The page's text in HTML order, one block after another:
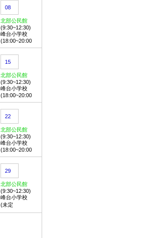
08
北部公民館
(9:30~12:30)
峰台小学校
(18:00~20:00
15
北部公民館
(9:30~12:30)
峰台小学校
(18:00~20:00
22
北部公民館
(9:30~12:30)
峰台小学校
(18:00~20:00
29
北部公民館
(9:30~12:30)
峰台小学校
(未定